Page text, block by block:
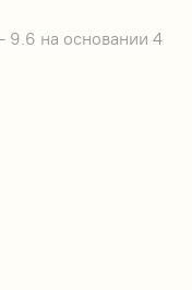
9.6 на основании 4